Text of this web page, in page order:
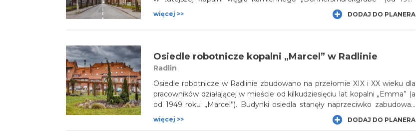
roku KWK „Chwałowice”). Osiedle przy ul. 1 Maja w Chwałowicach składa się
z typowych, murowanych z cegły, dwukondygnacyjnych, wielorodzinnych
więcej >> DODAJ DO PLANERA
Osiedle robotnicze kopalni „Marcel” w Radlinie
Radlin
Osiedle robotnicze w Radlinie zbudowano na przełomie XIX i XX wieku dla
pracowników działającej w mieście od kilkudziesięciu lat kopalni „Emma” (a
od 1949 roku „Marcel”). Budynki osiedla stanęły naprzeciwko zabudowań
kopalnianych. Są tu wille kadry zarządzającej, domy noclegowe,
wielorodzinne familoki czy gmachy użyteczności publicznej. Wśród
więcej >> DODAJ DO PLANERA